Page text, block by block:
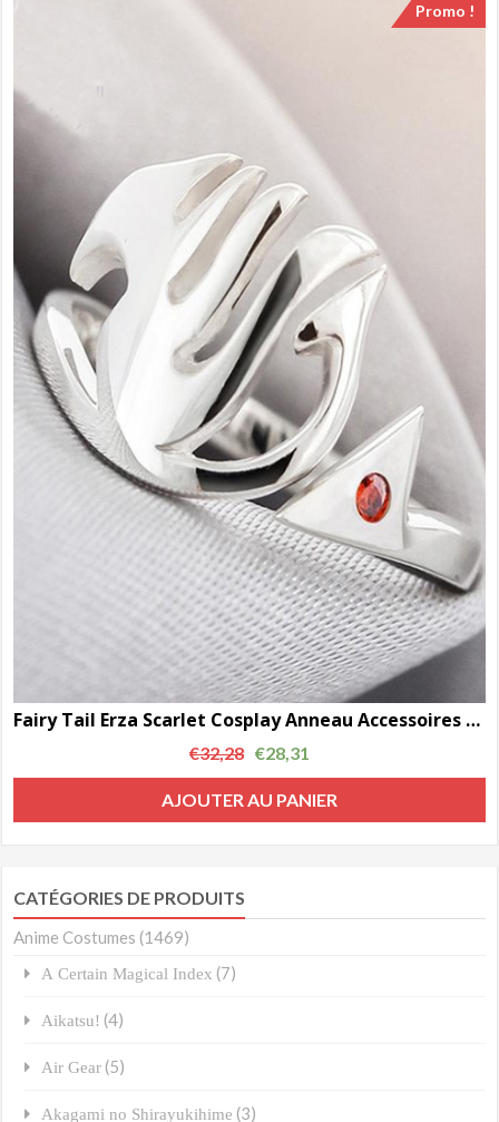
Promo !
Fairy Tail Erza Scarlet Cosplay Anneau Accessoires AC0076
€32,28 €28,31
AJOUTER AU PANIER
CATÉGORIES DE PRODUITS
Anime Costumes (1469)
A Certain Magical Index (7)
Aikatsu! (4)
Air Gear (5)
Akagami no Shirayukihime (3)